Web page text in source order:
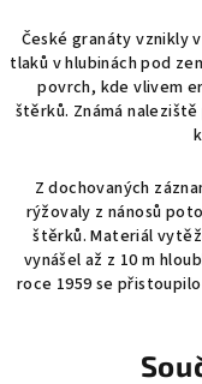
České granáty vznikly
tlaků v hlubinách pod
povrch, kde vlivem
štěrků. Známá
Z dochovaných
rýžovaly z nánosů
štěrků. Materiál
vynášel až z 10 m
roce 1959 se